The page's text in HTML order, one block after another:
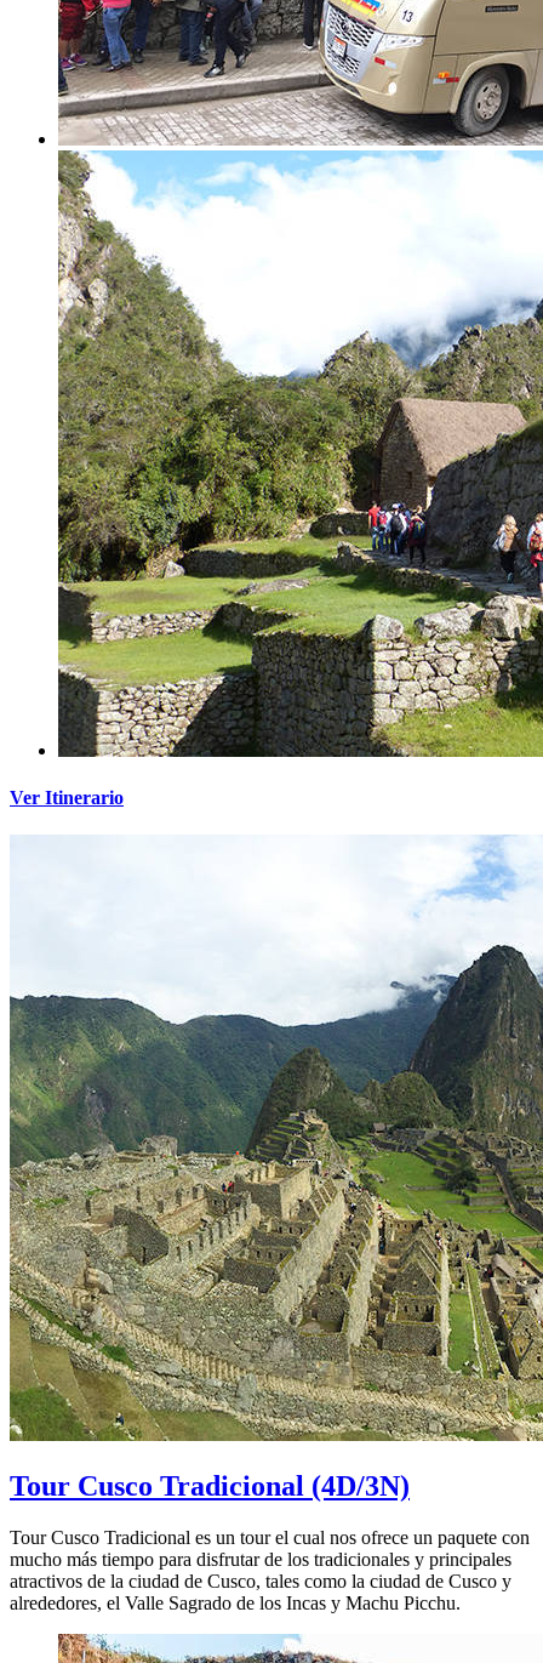
Ver Itinerario
Tour Cusco Tradicional (4D/3N)
Tour Cusco Tradicional es un tour el cual nos ofrece un paquete con
mucho más tiempo para disfrutar de los tradicionales y principales
atractivos de la ciudad de Cusco, tales como la ciudad de Cusco y
alrededores, el Valle Sagrado de los Incas y Machu Picchu.